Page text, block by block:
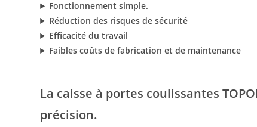
Fonctionnement simple.
Réduction des risques de sécurité
Efficacité du travail
Faibles coûts de fabrication et de maintenance
La caisse à portes coulissantes
précision.